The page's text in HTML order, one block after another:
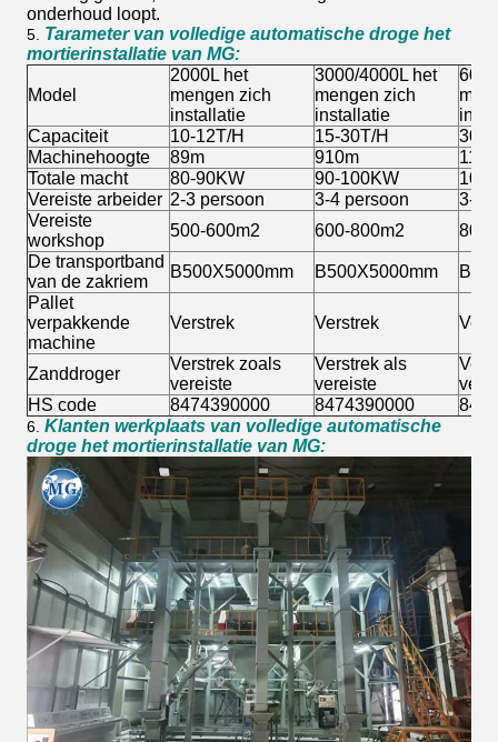
onderhoud loopt.
5. Tarameter van volledige automatische droge het
mortierinstallatie van MG:
Model
2000L het
mengen zich
installatie
3000/4000L het
mengen zich
installatie
Capaciteit
10-12T/H 15-30T/H
30-
Machinehoogte
89m 910m
Totale macht
80-90KW 90-100KW
Vereiste arbeider 2-3 persoon 3-4 persoon
3-4
Vereiste
workshop
500-600m2 600-800m2
De transportband
van de zakriem
B500X5000mm B500X5000mm
Pallet
verpakkende
machine
Verstrek Verstrek
Zanddroger
Verstrek zoals
vereiste
Verstrek als
vereiste
HS code
8474390000 8474390000
6. Klanten werkplaats van volledige automatische
droge het mortierinstallatie van MG: